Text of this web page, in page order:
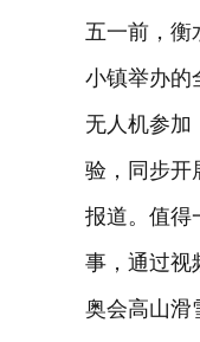
五一前，衡
小镇举办的
无人机参加
验，同步开
报道。值得
事，通过
奥会高山滑